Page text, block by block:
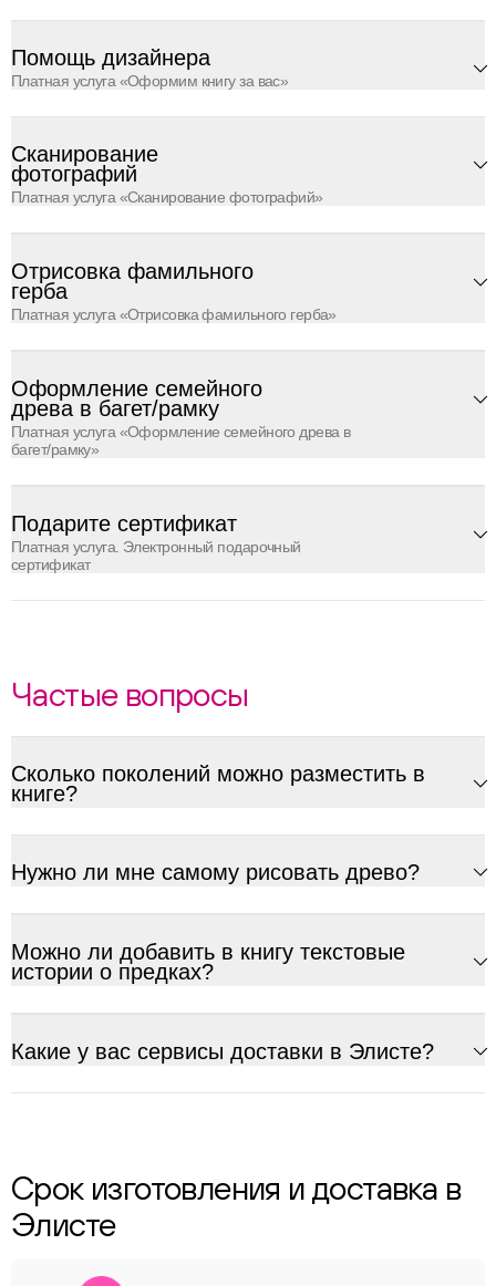
Помощь дизайнера
Платная услуга «Оформим книгу за вас»
Сканирование
фотографий
Платная услуга «Сканирование фотографий»
Отрисовка фамильного
герба
Платная услуга «Отрисовка фамильного герба»
Оформление семейного
древа в багет/рамку
Платная услуга «Оформление семейного древа в
багет/рамку»
Подарите сертификат
Платная услуга. Электронный подарочный
сертификат
Частые вопросы
Сколько поколений можно разместить в
книге?
Нужно ли мне самому рисовать древо?
Можно ли добавить в книгу текстовые
истории о предках?
Какие у вас сервисы доставки в Элисте?
Срок изготовления и доставка в
Элисте